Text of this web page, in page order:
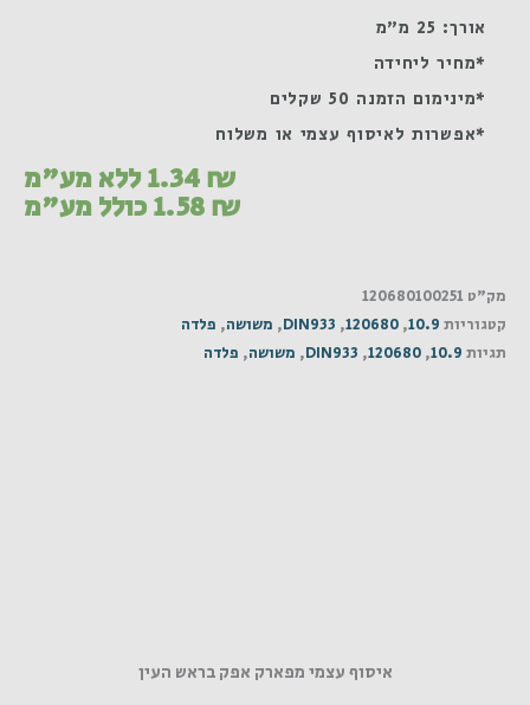
אורך: 25 מ"מ
*מחיר ליחידה
*מינימום הזמנה 50 שקלים
*אפשרות לאיסוף עצמי או משלוח
1.34₪ ללא מע"מ
1.58₪ כולל מע"מ
מק"ט 120680100251
קטגוריות 10.9
,
120680
,
DIN933
, משושה, פלדה
תגיות 10.9
,
120680
,
DIN933
, משושה, פלדה
איסוף עצמי מפארק אפק בראש העין